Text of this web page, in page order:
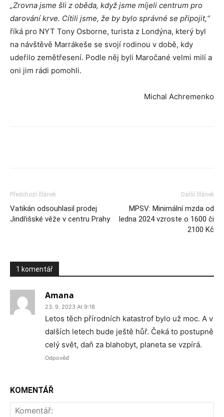
„Zrovna jsme šli z oběda, když jsme míjeli centrum pro
darování krve. Cítili jsme, že by bylo správné se připojit,“
říká pro NYT Tony Osborne, turista z Londýna, který byl
na návštěvě Marrákeše se svojí rodinou v době, kdy
udeřilo zemětřesení. Podle něj byli Maročané velmi milí a
oni jim rádi pomohli.
Michal Achremenko
Předchozí článek
Vatikán odsouhlasil prodej
Jindřišské věže v centru Prahy
Další článek
MPSV: Minimální mzda od
ledna 2024 vzroste o 1600 či
2100 Kč
1 komentář
Amana
23. 9. 2023 At 9:18
Letos těch přírodních katastrof bylo už moc. A v
dalších letech bude ještě hůř. Čeká to postupně
celý svět, daň za blahobyt, planeta se vzpírá.
Odpověď
KOMENTÁŘ